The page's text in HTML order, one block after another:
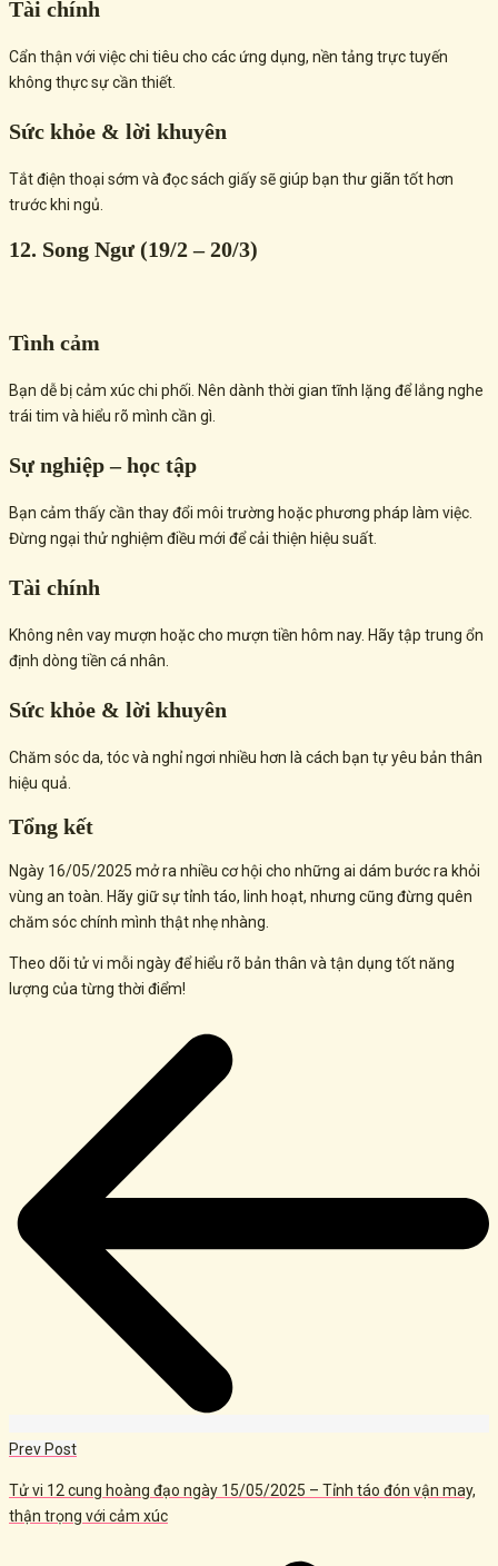
Tài chính
Cẩn thận với việc chi tiêu cho các ứng dụng, nền tảng trực tuyến
không thực sự cần thiết.
Sức khỏe & lời khuyên
Tắt điện thoại sớm và đọc sách giấy sẽ giúp bạn thư giãn tốt hơn
trước khi ngủ.
12. Song Ngư (19/2 – 20/3)
Tình cảm
Bạn dễ bị cảm xúc chi phối. Nên dành thời gian tĩnh lặng để lắng nghe
trái tim và hiểu rõ mình cần gì.
Sự nghiệp – học tập
Bạn cảm thấy cần thay đổi môi trường hoặc phương pháp làm việc.
Đừng ngại thử nghiệm điều mới để cải thiện hiệu suất.
Tài chính
Không nên vay mượn hoặc cho mượn tiền hôm nay. Hãy tập trung ổn
định dòng tiền cá nhân.
Sức khỏe & lời khuyên
Chăm sóc da, tóc và nghỉ ngơi nhiều hơn là cách bạn tự yêu bản thân
hiệu quả.
Tổng kết
Ngày 16/05/2025 mở ra nhiều cơ hội cho những ai dám bước ra khỏi
vùng an toàn. Hãy giữ sự tỉnh táo, linh hoạt, nhưng cũng đừng quên
chăm sóc chính mình thật nhẹ nhàng.
Theo dõi tử vi mỗi ngày để hiểu rõ bản thân và tận dụng tốt năng
lượng của từng thời điểm!
Prev Post
Tử vi 12 cung hoàng đạo ngày 15/05/2025 – Tỉnh táo đón vận may,
thận trọng với cảm xúc